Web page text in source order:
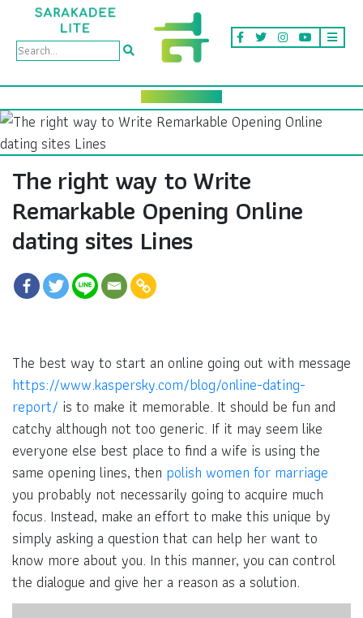
The right way to Write
Remarkable Opening Online
dating sites Lines
The best way to start an online going out with message
https://www.kaspersky.com/blog/online-dating-
report/ is to make it memorable. It should be fun and
catchy although not too generic. If it may seem like
everyone else best place to find a wife is using the
same opening lines, then polish women for marriage
you probably not necessarily going to acquire much
focus. Instead, make an effort to make this unique by
simply asking a question that can help her want to
know more about you. In this manner, you can control
the dialogue and give her a reason as a solution.